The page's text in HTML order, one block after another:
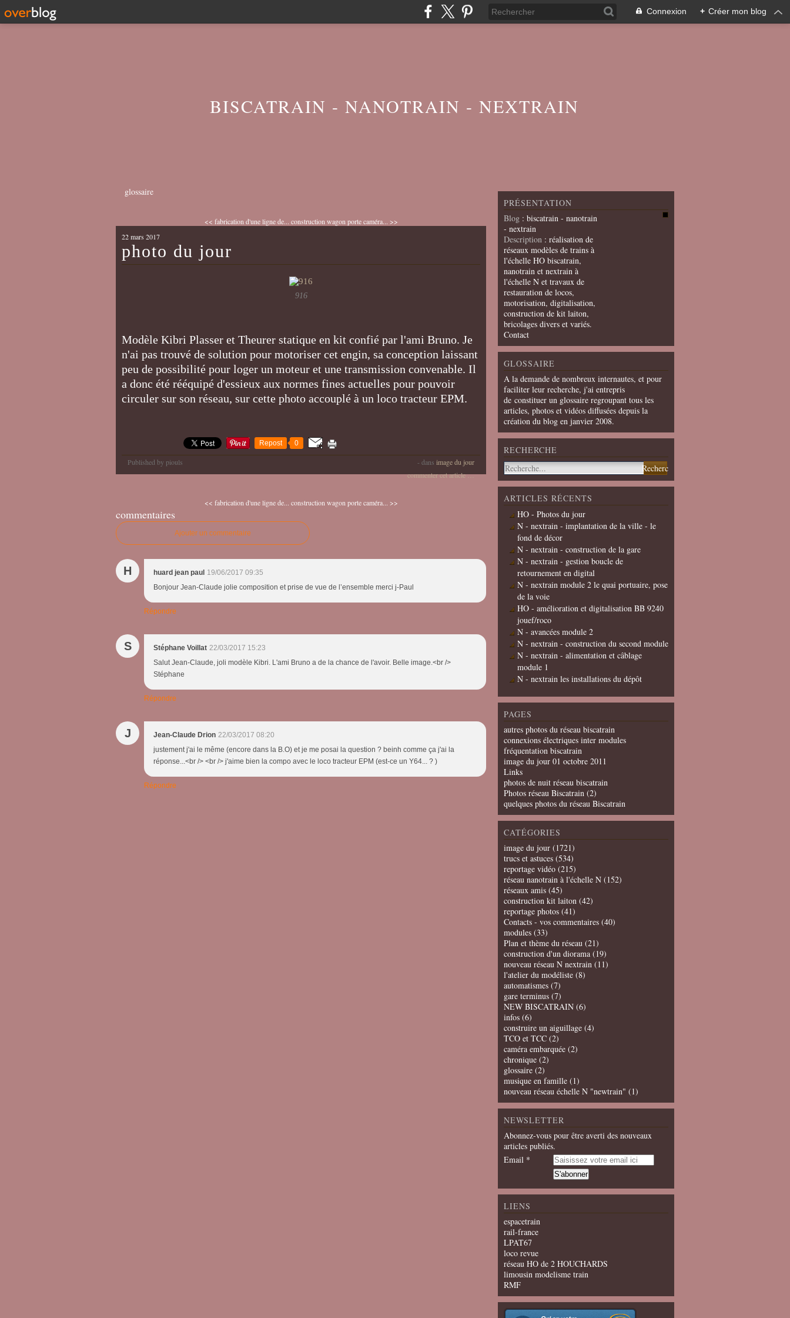
Connexion + Créer mon blog
BISCATRAIN - NANOTRAIN - NEXTRAIN
glossaire
<< fabrication d'une ligne de... construction wagon porte caméra... >>
22 mars 2017
photo du jour
916
Modèle Kibri Plasser et Theurer statique en kit confié par l'ami Bruno. Je
n'ai pas trouvé de solution pour motoriser cet engin, sa conception laissant
peu de possibilité pour loger un moteur et une transmission convenable. Il
a donc été rééquipé d'essieux aux normes fines actuelles pour pouvoir
circuler sur son réseau, sur cette photo accouplé à un loco tracteur EPM.
Repost 0
Published by piouls - dans image du jour
commenter cet article…
<< fabrication d'une ligne de... construction wagon porte caméra... >>
commentaires
Ajouter un commentaire
H huard jean paul 19/06/2017 09:35
Bonjour Jean-Claude jolie composition et prise de vue de l’ensemble merci j-Paul
Répondre
S Stéphane Voillat 22/03/2017 15:23
Salut Jean-Claude, joli modèle Kibri. L'ami Bruno a de la chance de l'avoir. Belle image.<br />
Stéphane
Répondre
J Jean-Claude Drion 22/03/2017 08:20
justement j'ai le même (encore dans la B.O) et je me posai la question ? beinh comme ça j'ai la
réponse...<br /> <br /> j'aime bien la compo avec le loco tracteur EPM (est-ce un Y64... ? )
Répondre
PRÉSENTATION
Blog : biscatrain - nanotrain
- nextrain
Description : réalisation de
réseaux modèles de trains à
l'échelle HO biscatrain,
nanotrain et nextrain à
l'échelle N et travaux de
restauration de locos,
motorisation, digitalisation,
construction de kit laiton,
bricolages divers et variés.
Contact
GLOSSAIRE
A la demande de nombreux internautes, et pour
faciliter leur recherche, j'ai entrepris
de constituer un glossaire regroupant tous les
articles, photos et vidéos diffusées depuis la
création du blog en janvier 2008.
RECHERCHE
ARTICLES RÉCENTS
HO - Photos du jour
N - nextrain - implantation de la ville - le
fond de décor
N - nextrain - construction de la gare
N - nextrain - gestion boucle de
retournement en digital
N - nextrain module 2 le quai portuaire, pose
de la voie
HO - amélioration et digitalisation BB 9240
jouef/roco
N - avancées module 2
N - nextrain - construction du second module
N - nextrain - alimentation et câblage
module 1
N - nextrain les installations du dépôt
PAGES
autres photos du réseau biscatrain
connexions électriques inter modules
fréquentation biscatrain
image du jour 01 octobre 2011
Links
photos de nuit réseau biscatrain
Photos réseau Biscatrain (2)
quelques photos du réseau Biscatrain
CATÉGORIES
image du jour (1721)
trucs et astuces (534)
reportage vidéo (215)
réseau nanotrain à l'échelle N (152)
réseaux amis (45)
construction kit laiton (42)
reportage photos (41)
Contacts - vos commentaires (40)
modules (33)
Plan et thème du réseau (21)
construction d'un diorama (19)
nouveau réseau N nextrain (11)
l'atelier du modéliste (8)
automatismes (7)
gare terminus (7)
NEW BISCATRAIN (6)
infos (6)
construire un aiguillage (4)
TCO et TCC (2)
caméra embarquée (2)
chronique (2)
glossaire (2)
musique en famille (1)
nouveau réseau échelle N "newtrain" (1)
NEWSLETTER
Abonnez-vous pour être averti des nouveaux
articles publiés.
Email
LIENS
espacetrain
rail-france
LPAT67
loco revue
réseau HO de 2 HOUCHARDS
limousin modelisme train
RMF